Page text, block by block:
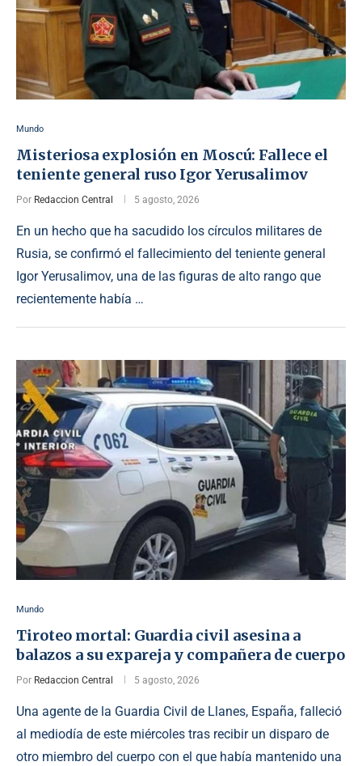
Mundo
Misteriosa explosión en Moscú: Fallece el
teniente general ruso Igor Yerusalimov
Por Redaccion Central 5 agosto, 2026
En un hecho que ha sacudido los círculos militares de
Rusia, se confirmó el fallecimiento del teniente general
Igor Yerusalimov, una de las figuras de alto rango que
recientemente había …
Mundo
Tiroteo mortal: Guardia civil asesina a
balazos a su expareja y compañera de cuerpo
Por Redaccion Central 5 agosto, 2026
Una agente de la Guardia Civil de Llanes, España, falleció
al mediodía de este miércoles tras recibir un disparo de
otro miembro del cuerpo con el que había mantenido una